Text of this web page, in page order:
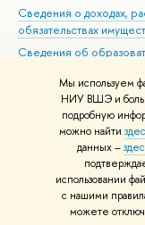
Мы используем
НИУ ВШЭ и
подробную
можно найти
данных –
использовании
с нашими
можете
Сведения о доходах,
обязательствах
Сведения об
Людям с
Единая платежная
Работа в Вышке
© НИУ ВШЭ 1993–2026
материалов Политика
Шрифты HSE Sans и